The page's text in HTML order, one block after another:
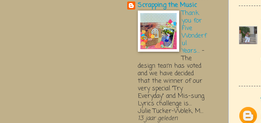
Scrapping the Music
Thank
you for
Five
Wonderf
ul
Years... -
The
design team has voted
and we have decided
that the winner of our
very special "Try
Everyday" and Mis-sung
Lyrics challenge is...
Julie Tucker-Wolek, M...
13 jaar geleden